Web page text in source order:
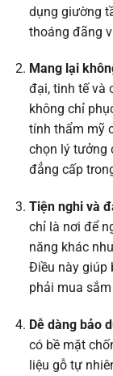
dụng giường
thoáng đãng
Mang lại
đại, tinh tế và
không chỉ
tính thẩm mỹ
chọn lý tưởng
đẳng cấp
Tiện nghi và
chỉ là nơi để
năng khác
Điều này giúp
phải mua
Dễ dàng bảo
có bề mặt
liệu gỗ tự